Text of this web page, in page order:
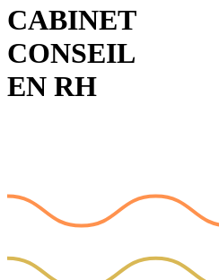
CABINET
CONSEIL
EN RH